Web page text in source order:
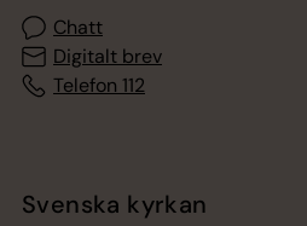
Chatt
Digitalt brev
Telefon 112
Svenska kyrkan